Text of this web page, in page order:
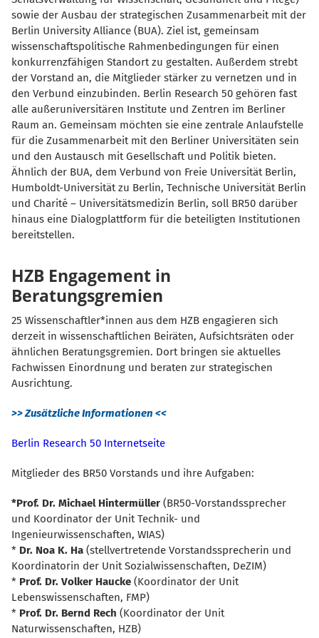
sowie der Ausbau der strategischen Zusammenarbeit mit der
Berlin University Alliance (BUA). Ziel ist, gemeinsam
wissenschaftspolitische Rahmenbedingungen für einen
konkurrenzfähigen Standort zu gestalten. Außerdem strebt
der Vorstand an, die Mitglieder stärker zu vernetzen und in
den Verbund einzubinden. Berlin Research 50 gehören fast
alle außeruniversitären Institute und Zentren im Berliner
Raum an. Gemeinsam möchten sie eine zentrale Anlaufstelle
für die Zusammenarbeit mit den Berliner Universitäten sein
und den Austausch mit Gesellschaft und Politik bieten.
Ähnlich der BUA, dem Verbund von Freie Universität Berlin,
Humboldt-Universität zu Berlin, Technische Universität Berlin
und Charité – Universitätsmedizin Berlin, soll BR50 darüber
hinaus eine Dialogplattform für die beteiligten Institutionen
bereitstellen.
HZB Engagement in
Beratungsgremien
25 Wissenschaftler*innen aus dem HZB engagieren sich
derzeit in wissenschaftlichen Beiräten, Aufsichtsräten oder
ähnlichen Beratungsgremien. Dort bringen sie aktuelles
Fachwissen Einordnung und beraten zur strategischen
Ausrichtung.
>> Zusätzliche Informationen <<
Berlin Research 50 Internetseite
Mitglieder des BR50 Vorstands und ihre Aufgaben:
*Prof. Dr. Michael Hintermüller (BR50-Vorstandssprecher
und Koordinator der Unit Technik- und
Ingenieurwissenschaften, WIAS)
* Dr. Noa K. Ha (stellvertretende Vorstandssprecherin und
Koordinatorin der Unit Sozialwissenschaften, DeZIM)
* Prof. Dr. Volker Haucke (Koordinator der Unit
Lebenswissenschaften, FMP)
* Prof. Dr. Bernd Rech (Koordinator der Unit
Naturwissenschaften, HZB)